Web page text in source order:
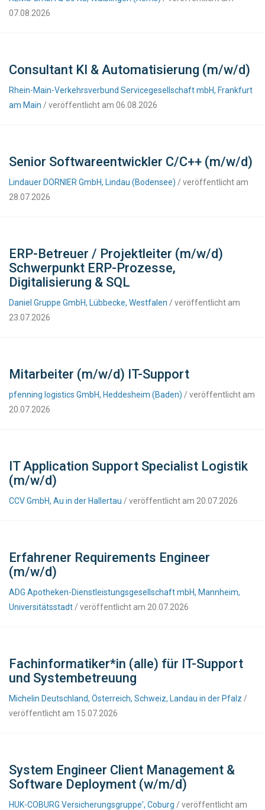
07.08.2026
Consultant KI & Automatisierung (m/w/d)
Rhein-Main-Verkehrsverbund Servicegesellschaft mbH, Frankfurt
am Main / veröffentlicht am 06.08.2026
Senior Softwareentwickler C/C++ (m/w/d)
Lindauer DORNIER GmbH, Lindau (Bodensee) / veröffentlicht am
28.07.2026
ERP-Betreuer / Projektleiter (m/w/d)
Schwerpunkt ERP-Prozesse,
Digitalisierung & SQL
Daniel Gruppe GmbH, Lübbecke, Westfalen / veröffentlicht am
23.07.2026
Mitarbeiter (m/w/d) IT-Support
pfenning logistics GmbH, Heddesheim (Baden) / veröffentlicht am
20.07.2026
IT Application Support Specialist Logistik
(m/w/d)
CCV GmbH, Au in der Hallertau / veröffentlicht am 20.07.2026
Erfahrener Requirements Engineer
(m/w/d)
ADG Apotheken-Dienstleistungsgesellschaft mbH, Mannheim,
Universitätsstadt / veröffentlicht am 20.07.2026
Fachinformatiker*in (alle) für IT-Support
und Systembetreuung
Michelin Deutschland, Österreich, Schweiz, Landau in der Pfalz /
veröffentlicht am 15.07.2026
System Engineer Client Management &
Software Deployment (w/m/d)
HUK-COBURG Versicherungsgruppe', Coburg / veröffentlicht am